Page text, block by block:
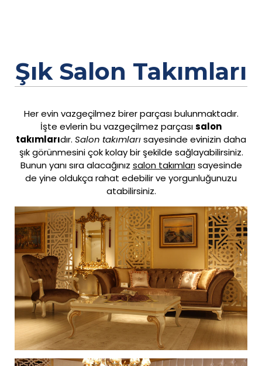
Şık Salon Takımları
Her evin vazgeçilmez birer parçası bulunmaktadır.
İşte evlerin bu vazgeçilmez parçasısalon
takımlarıdır. Salon takımlarısayesinde evinizin daha
şık görünmesini çok kolay bir şekilde sağlayabilirsiniz.
Bunun yanı sıra alacağınız salon takımlarısayesinde
de yine oldukça rahat edebilir ve yorgunluğunuzu
atabilirsiniz.